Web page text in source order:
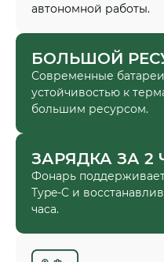
автономной работы.
БОЛЬШОЙ
Современные
устойчивостью к
большим ресурсом.
ЗАРЯДКА ЗА 2
Фонарь
Type-C и
часа.